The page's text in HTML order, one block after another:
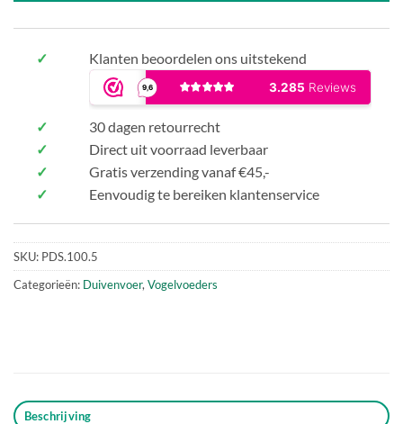
✓ Klanten beoordelen ons uitstekend
✓
30 dagen retourrecht
✓
Direct uit voorraad leverbaar
✓
Gratis verzending vanaf €45,-
✓
Eenvoudig te bereiken klantenservice
SKU: PDS.100.5
Categorieën: Duivenvoer, Vogelvoeders
Beschrijving